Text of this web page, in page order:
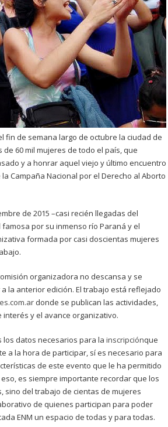
fin de semana largo de octubre la ciudad de
60 mil mujeres de todo el país, que
y a honrar aquel viejo y último encuentro
Campaña Nacional por el Derecho al Aborto
de 2015 –casi recién llegadas del
por su inmenso río Paraná y el
formada por casi doscientas mujeres
organizadora no descansa y se
la anterior edición. El trabajo está reflejado
donde se publican las actividades,
y el avance organizativo.
los datos necesarios para la inscripciónque
a la hora de participar, sí es necesario para
de este evento que le ha permitido
es siempre importante recordar que los
sino del trabajo de cientas de mujeres
de quienes participan para poder
ENM un espacio de todas y para todas.